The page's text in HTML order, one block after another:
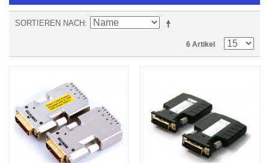
SORTIEREN NACH
6 Artikel